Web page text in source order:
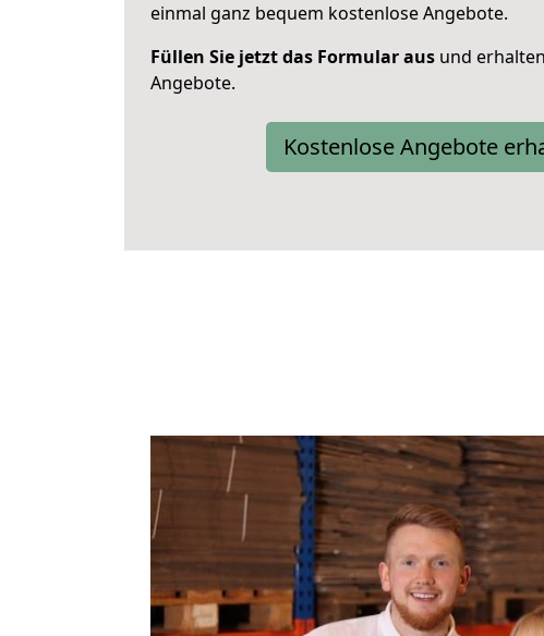
einmal ganz bequem kostenlose Angebote.
Füllen Sie jetzt das Formular aus und
Angebote.
Kostenlose Angebote